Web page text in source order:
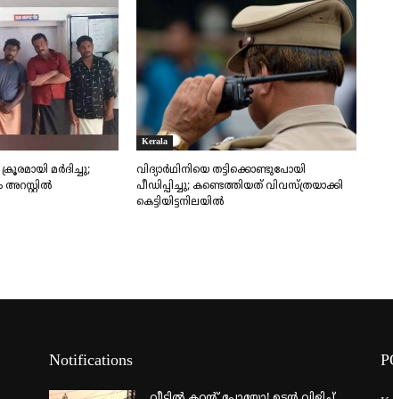
മർദിച്ചു;
Kerala
വിദ്യാർഥിനിയെ തട്ടിക്കൊണ്ടുപോയി
പീഡിപ്പിച്ചു; കണ്ടെത്തിയത് വിവസ്ത്രയാക്കി
കെട്ടിയിട്ടനിലയിൽ
Notifications